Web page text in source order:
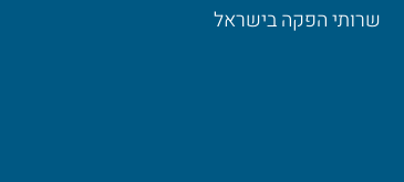
שרותי הפקה בישראל